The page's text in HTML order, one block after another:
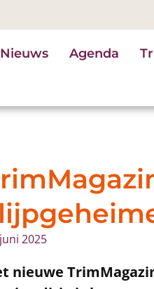
Nieuws Agenda
2025
nieuwe